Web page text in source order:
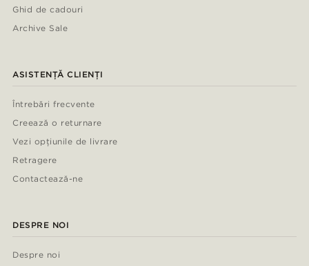
Ghid de cadouri
Archive Sale
ASISTENȚĂ CLIENȚI
Întrebări frecvente
Creează o returnare
Vezi opțiunile de livrare
Retragere
Contactează-ne
DESPRE NOI
Despre noi